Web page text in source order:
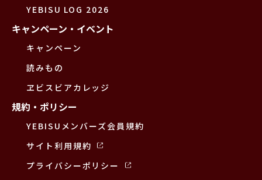
YEBISU LOG 2026
キャンペーン・イベント
キャンペーン
読みもの
ヱビスビアカレッジ
規約・ポリシー
YEBISUメンバーズ会員規約
サイト利用規約
プライバシーポリシー